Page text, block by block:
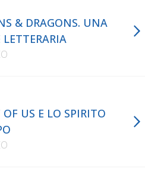
& DRAGONS. UNA
LETTERARIA
US E LO SPIRITO